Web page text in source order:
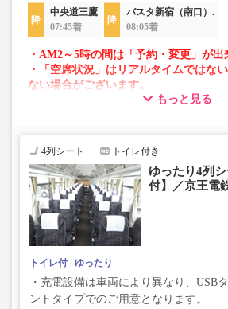
中央道三鷹
07:45着
バスタ新宿（南口）.
08:05着
・AM2～5時の間は「予約・変更」が出
・「空席状況」はリアルタイムではな
ない場合がございます。
・車両は予告なく変更となる場合がご
で、あらかじめご了承ください。
もっと見る
4列シート トイレ付き
ゆったり4列
付】／京王電
トイレ付 ゆったり
・充電設備は車両により異なり、USB
ントタイプでのご用意となります。